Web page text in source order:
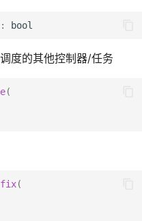
: bool
度的其他控制器/任务
(
(